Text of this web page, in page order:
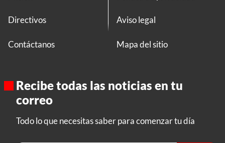
Directivos
Contáctanos
Aviso legal
Mapa del sitio
Recibe todas las noticias en tu
correo
Todo lo que necesitas saber para comenzar tu día